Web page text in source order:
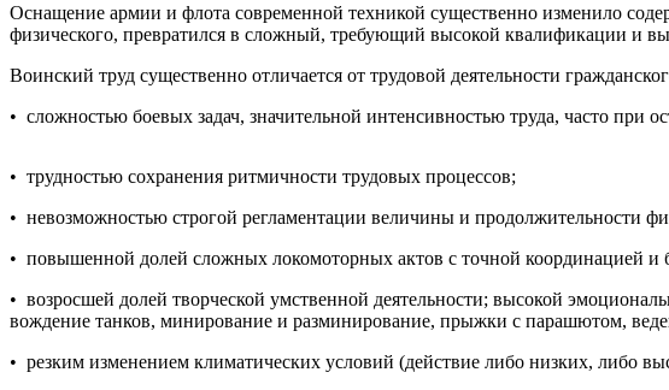
Оснащение армии и флота современной техникой существенно изменило
физического, превратился в сложный, требующий высокой квалификации и
Воинский труд существенно отличается от трудовой деятельности
• сложностью боевых задач, значительной интенсивностью труда, часто при
• трудностью сохранения ритмичности трудовых процессов;
• невозможностью строгой регламентации величины и продолжительности
• повышенной долей сложных локомоторных актов с точной координацией
• возросшей долей творческой умственной деятельности; высокой
вождение танков, минирование и разминирование, прыжки с парашютом,
• резким изменением климатических условий (действие либо низких, либо